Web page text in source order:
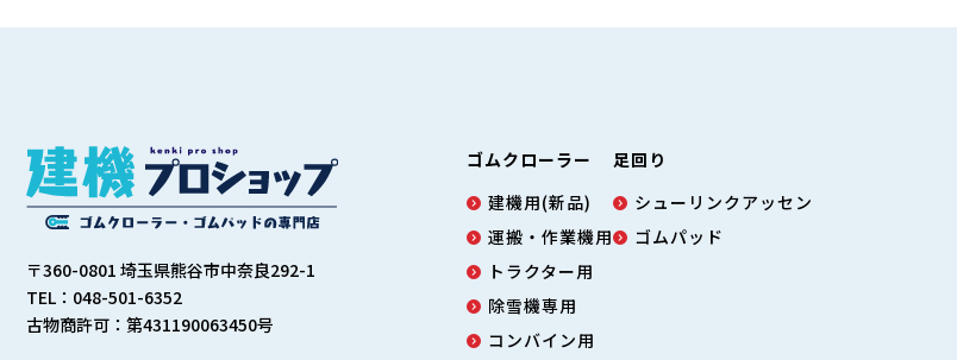
〒360-0801 埼玉県熊谷市中奈良292-1
TEL：048-501-6352
古物商許可：第431190063450号
ゴムクローラー
建機用(新品)
運搬・作業機用
トラクター用
除雪機専用
コンバイン用
足回り
シューリンクアッセン
ゴムパッド